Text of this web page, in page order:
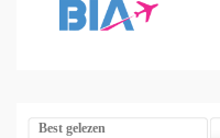
Best gelezen